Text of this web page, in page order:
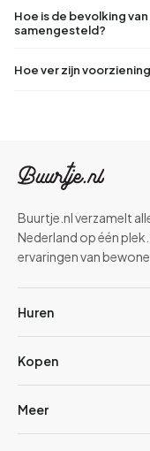
Hoe is de bevolking
samengesteld?
Hoe ver zijn
Buurtje.nl verzamelt
Nederland op één
ervaringen van
Huren
Kopen
Meer